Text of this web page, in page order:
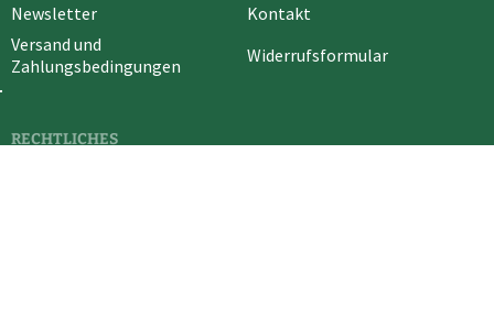
Newsletter
Kontakt
Versand und
Zahlungsbedingungen
Widerrufsformular
RECHTLICHES